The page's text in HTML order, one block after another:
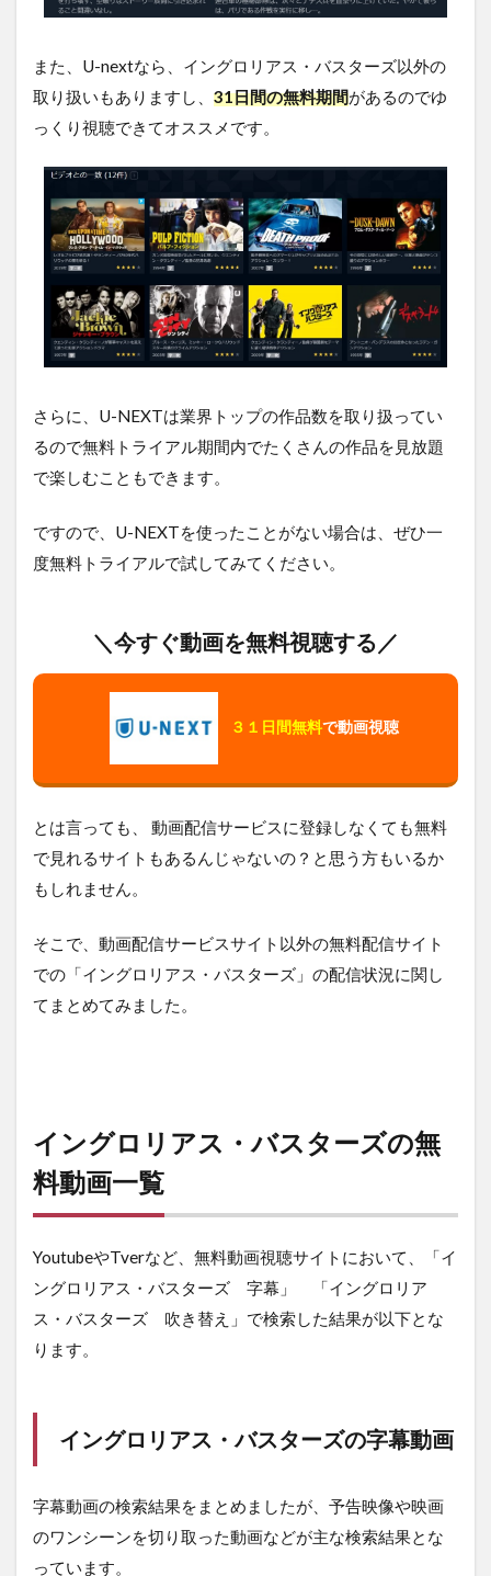
無料
方法
まと
また、U-nextなら、イングロリアス・バスターズ以外の
取り扱いもありますし、 31日間の無料期間があるのでゆ
っくり視聴できてオススメです。
さらに、U-NEXTは業界トップの作品数を取り扱ってい
るので無料トライアル期間内でたくさんの作品を見放題
で楽しむこともできます。
ですので、U-NEXTを使ったことがない場合は、ぜひ一
度無料トライアルで試してみてください。
＼今すぐ動画を無料視聴する／
３１日間無料で動画視聴
とは言っても、 動画配信サービスに登録しなくても無料
で見れるサイトもあるんじゃないの？と思う方もいるか
もしれません。
そこで、動画配信サービスサイト以外の無料配信サイト
での「イングロリアス・バスターズ」の配信状況に関し
てまとめてみました。
イングロリアス・バスターズの無
料動画一覧
YoutubeやTverなど、無料動画視聴サイトにおいて、「イ
ングロリアス・バスターズ 字幕」 「イングロリア
ス・バスターズ 吹き替え」で検索した結果が以下とな
ります。
イングロリアス・バスターズの字幕動画
字幕動画の検索結果をまとめましたが、予告映像や映画
のワンシーンを切り取った動画などが主な検索結果とな
っています。